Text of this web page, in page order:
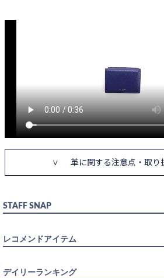
BLUE カー
NAVY
入荷待ち 入
入
WHITE
革に関する注意点・取り
STAFF SNAP
レコメンドアイテム
デイリーランキング